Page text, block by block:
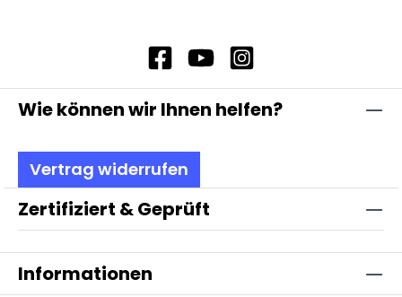
Wie können wir Ihnen helfen?
Vertrag widerrufen
Zertifiziert & Geprüft
Informationen